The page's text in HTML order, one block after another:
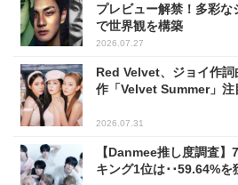
プレビュー解禁！多彩
で世界観を構築
2026.07.27
Red Velvet、ジョイ作
作「Velvet Summer」注
2026.07.31
【Danmee推し度調査
キング1位は･･59.64%を